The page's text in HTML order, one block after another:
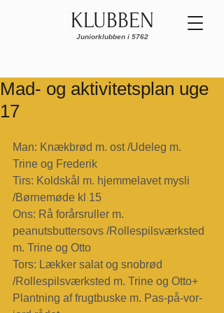
KLUBBEN
Juniorklubben i 5762
Mad- og aktivitetsplan uge
17
Man: Knækbrød m. ost /Udeleg m.
Trine og Frederik
Tirs: Koldskål m. hjemmelavet mysli
/Børnemøde kl 15
Ons: Rå forårsruller m.
peanutsbuttersovs /Rollespilsværksted
m. Trine og Otto
Tors: Lækker salat og snobrød
/Rollespilsværksted m. Trine og Otto+
Plantning af frugtbuske m. Pas-på-vor-